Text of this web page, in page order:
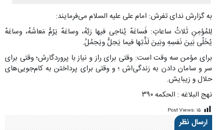
به گزارش ندای تفرش: امام علی علیه السلام می‌فرمایند:
لِلمُؤمِنِ ثَلاثُ ساعاتٍ: فَساعَهٌ یُناجی فیها رَبَّهُ، وساعَهٌ یَرُمُّ مَعاشَهُ، وساعَهٌ
یُخَلّی بَینَ نَفسِهِ وبَینَ لَذَّتِها فیما یَحِلُّ ویَجمُلُ.
براى مؤمن سه وقت است: وقتى براى راز و نیاز با پروردگارش؛ وقتى براى
سر و سامان دادن به زندگى‌اش ؛ و وقتى براى پرداختن به کام‌جویى‌هاى
حلال و زیبایش.
نهج البلاغه : الحکمه ۳۹۰
Post Views: ۱۵
ارسال نظر